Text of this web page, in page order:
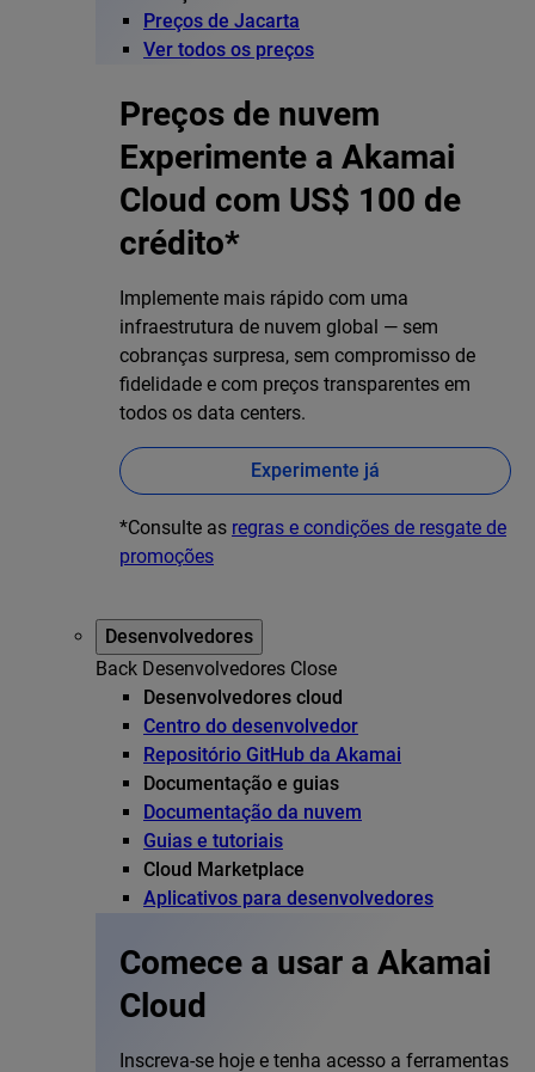
Preços de Jacarta
Ver todos os preços
Preços de nuvem
Experimente a Akamai
Cloud com US$ 100 de
crédito*
Implemente mais rápido com uma
infraestrutura de nuvem global — sem
cobranças surpresa, sem compromisso de
fidelidade e com preços transparentes em
todos os data centers.
Experimente já
*Consulte as regras e condições de resgate de
promoções
Desenvolvedores
Back Desenvolvedores Close
Desenvolvedores cloud
Centro do desenvolvedor
Repositório GitHub da Akamai
Documentação e guias
Documentação da nuvem
Guias e tutoriais
Cloud Marketplace
Aplicativos para desenvolvedores
Comece a usar a Akamai
Cloud
Inscreva-se hoje e tenha acesso a ferramentas